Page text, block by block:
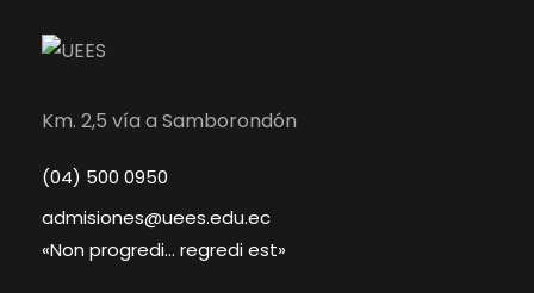
Km. 2,5 vía a Samborondón
(04) 500 0950
admisiones@uees.edu.ec
«Non progredi… regredi est»